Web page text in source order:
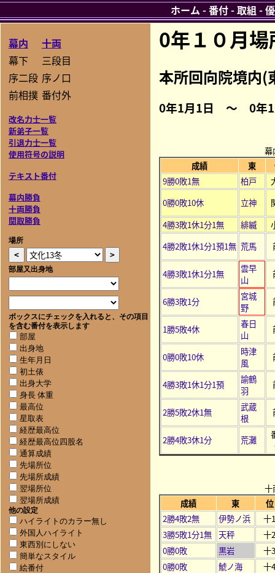
幕内
十両
幕下
三段目
序二段 序ノ口
前相撲 番付外
改名力士一覧
新弟子一覧
引退力士一覧
使用符号の説明
テキスト番付
幕内勝負
十両勝負
関取勝負
場所
部屋又出身地
ボックスにチェックを入れると、その項目
を含む番付を表示します
部屋
出身地
生年月日
初土俵
出身大学
身長 体重
最高位
星取表
経歴最高位
経歴最高位四股名
通算成績
先場所位
先場所成績
翌場所位
翌場所成績
他の設定
ハイライトのカラー無し
外国人ハイライト
東西別にしない
簡単なスタイル
絵番付
0年１０月場
本所回向院境内(
0年1月1日 ～ 0年1
幕
成績
東
9勝0敗1無
柏戸
0勝0敗10休
立神
4勝3敗1休1分1無
緋縅
4勝2敗1休1分1預1無 荒馬
4勝3敗1休1分1無
雲早
山
6勝3敗1分
宮城
野
1勝5敗4休
春日
山
0勝0敗10休
時津
風
4勝3敗1休1分1預
諭鶴
羽
2勝5敗2休1無
武蔵
根
2勝4敗3休1分 荒灘
十
成績
東
位
2勝4敗2無
伊勢ノ浜
十
3勝5敗1分1無 天秤
十
0勝0敗
黒岩
十
0勝0敗
鯱ノ海
十
ホーム -番付-取組 -